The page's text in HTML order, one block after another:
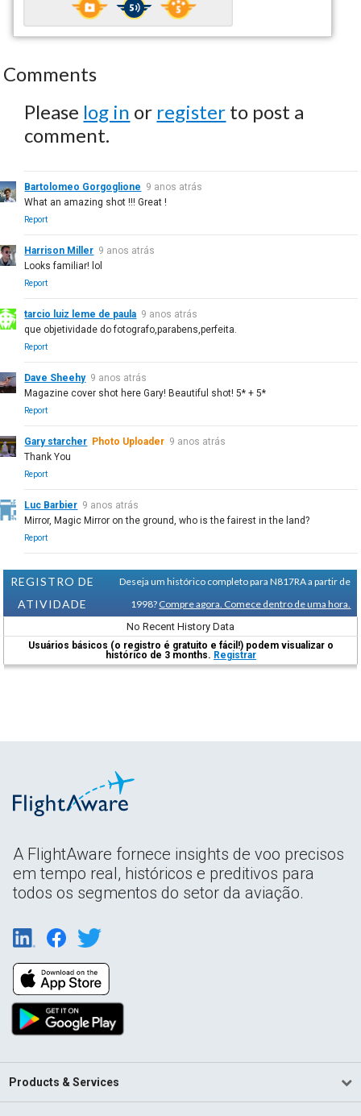
Comments
Please log in or register to post a
comment.
Bartolomeo Gorgoglione 9 anos atrás
What an amazing shot !!! Great !
Report
Harrison Miller 9 anos atrás
Looks familiar! lol
Report
tarcio luiz leme de paula 9 anos atrás
que objetividade do fotografo,parabens,perfeita.
Report
Dave Sheehy 9 anos atrás
Magazine cover shot here Gary! Beautiful shot! 5* + 5*
Report
Gary starcher Photo Uploader 9 anos atrás
Thank You
Report
Luc Barbier 9 anos atrás
Mirror, Magic Mirror on the ground, who is the fairest in the land?
Report
REGISTRO DE
ATIVIDADE
Deseja um histórico completo para N817RA a partir de
1998? Compre agora. Comece dentro de uma hora.
No Recent History Data
Usuários básicos (o registro é gratuito e fácil!) podem visualizar o
histórico de 3 months. Registrar
A FlightAware fornece insights de voo precisos
em tempo real, históricos e preditivos para
todos os segmentos do setor da aviação.
Products & Services